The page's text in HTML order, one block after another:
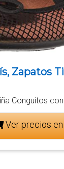
Zapatos
Conguitos
Ver precios